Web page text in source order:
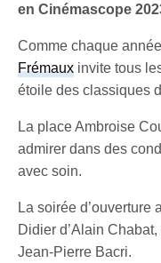
en Cinémascope
Comme chaque
Frémaux invite tous
étoile des classiques
La place Ambroise
admirer dans des
avec soin.
La soirée
Didier d’Alain
Jean-Pierre Bacri.